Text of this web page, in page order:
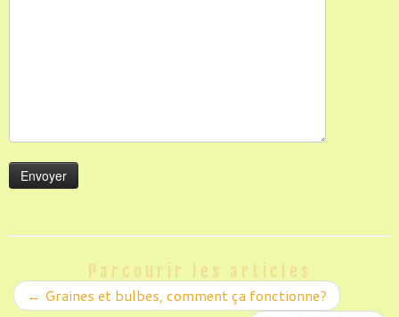
Parcourir les articles
← Graines et bulbes, comment ça fonctionne?